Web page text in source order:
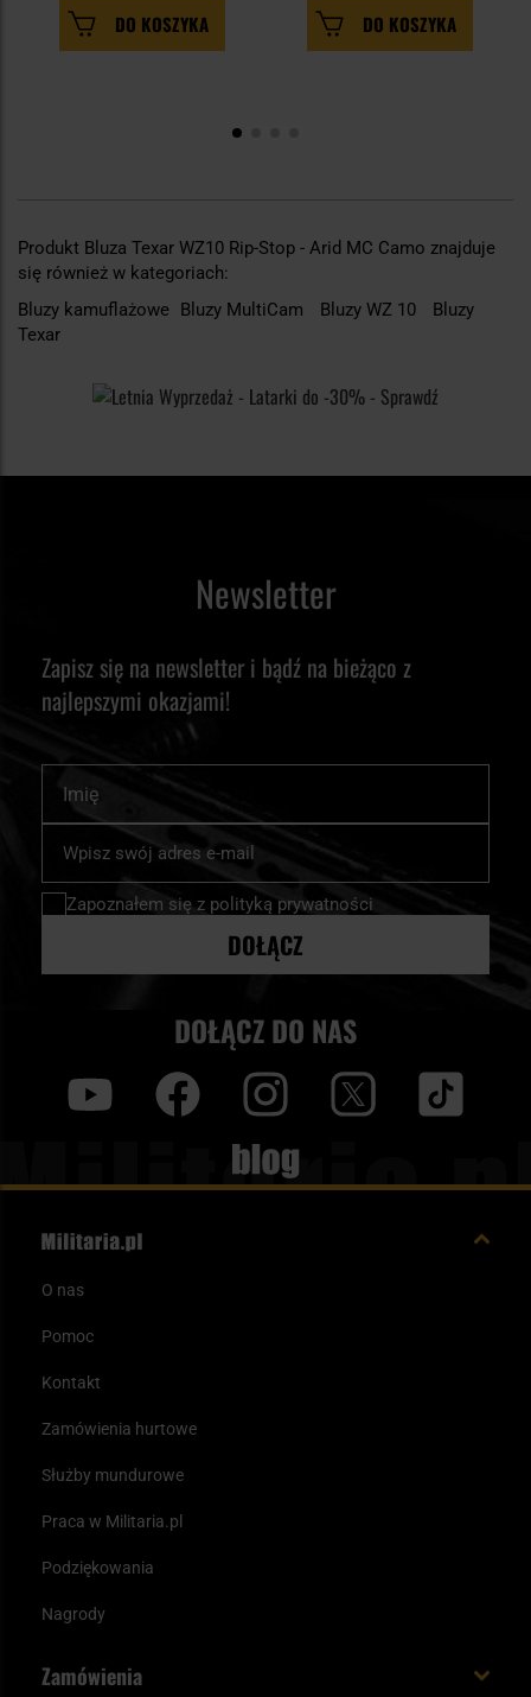
DO KOSZYKA DO KOSZYKA
Produkt Bluza Texar WZ10 Rip-Stop - Arid MC Camo znajduje
się również w kategoriach:
Bluzy kamuflażowe Bluzy MultiCam Bluzy WZ 10
Bluzy
Texar
Newsletter
Zapisz się na newsletter i bądź na bieżąco z
najlepszymi okazjami!
nasz
newsletter:
Zapoznałem się z polityką prywatności
DOŁĄCZ
DOŁĄCZ DO NAS
Blog
O nas
Pomoc
Kontakt
Zamówienia hurtowe
Służby mundurowe
Praca w Militaria.pl
Podziękowania
Nagrody
Zamówienia